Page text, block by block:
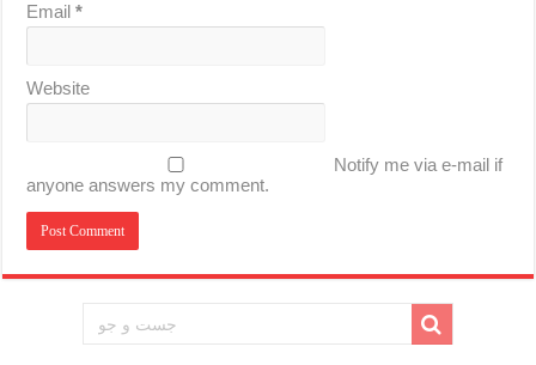
Email*
Website
Notify me via e-mail if
anyone answers my comment.